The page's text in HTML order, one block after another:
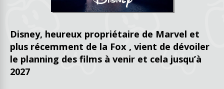
Disney, heureux propriétaire de Marvel et
plus récemment de la Fox , vient de dévoiler
le planning des films à venir et cela jusqu’à
2027